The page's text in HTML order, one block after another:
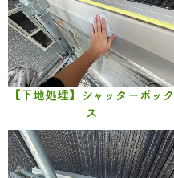
【下地処理】シャッターボック
ス